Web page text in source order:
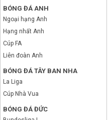
BÓNG ĐÁ ANH
Ngoại hạng Anh
Hạng nhất Anh
Cúp FA
Liên đoàn Anh
BÓNG ĐÁ TÂY BAN NHA
La Liga
Cúp Nhà Vua
BÓNG ĐÁ ĐỨC